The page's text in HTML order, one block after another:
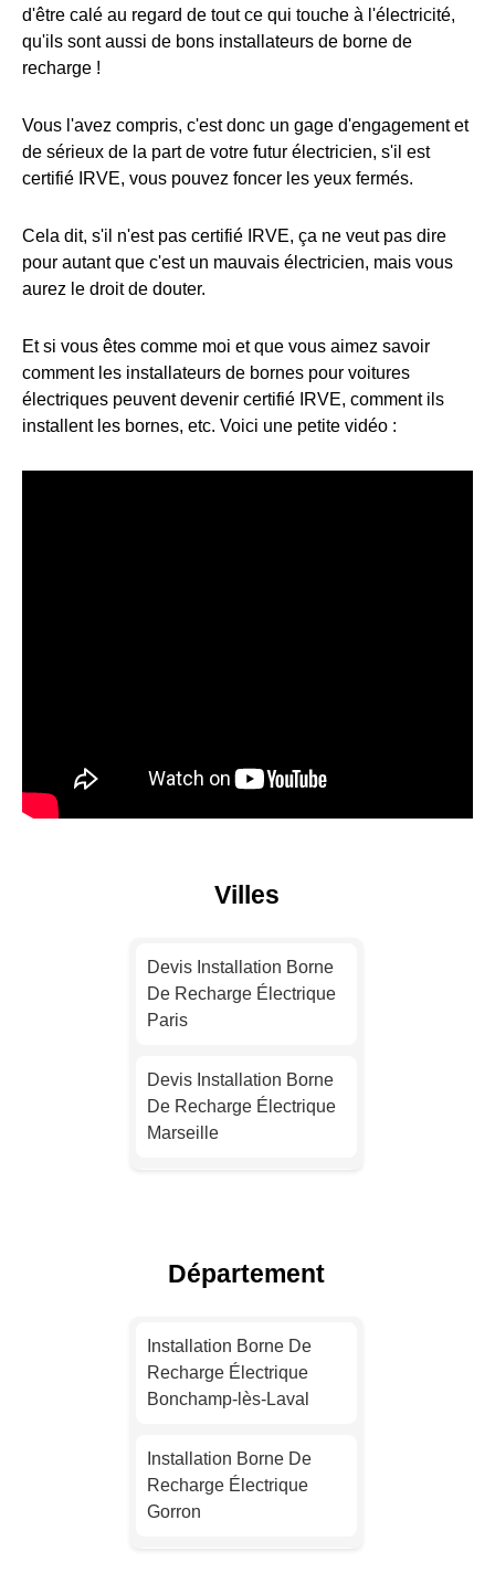
d'être calé au regard de tout ce qui touche à l'électricité,
qu'ils sont aussi de bons installateurs de borne de
recharge !
Vous l'avez compris, c'est donc un gage d'engagement et
de sérieux de la part de votre futur électricien, s'il est
certifié IRVE, vous pouvez foncer les yeux fermés.
Cela dit, s'il n'est pas certifié IRVE, ça ne veut pas dire
pour autant que c'est un mauvais électricien, mais vous
aurez le droit de douter.
Et si vous êtes comme moi et que vous aimez savoir
comment les installateurs de bornes pour voitures
électriques peuvent devenir certifié IRVE, comment ils
installent les bornes, etc. Voici une petite vidéo :
Villes
Devis Installation Borne
De Recharge Électrique
Paris
Devis Installation Borne
De Recharge Électrique
Marseille
Électrique Toulouse
Nice
Département
Installation Borne De
Recharge Électrique
Bonchamp-lès-Laval
Installation Borne De
Recharge Électrique
Gorron